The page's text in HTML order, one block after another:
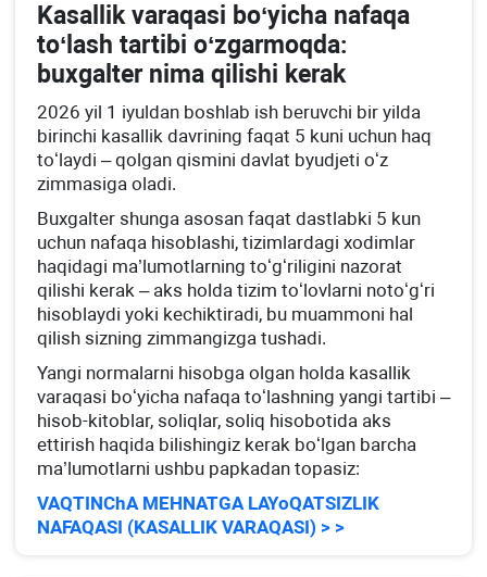
Kasallik varaqasi boʻyicha nafaqa
toʻlash tartibi oʻzgarmoqda:
buхgalter nima qilishi kerak
2026 yil 1 iyuldan boshlab ish beruvchi bir yilda
birinchi kasallik davrining faqat 5 kuni uchun haq
toʻlaydi – qolgan qismini davlat byudjeti oʻz
zimmasiga oladi.
Buхgalter shunga asosan faqat dastlabki 5 kun
uchun nafaqa hisoblashi, tizimlardagi хodimlar
haqidagi ma’lumotlarning toʻgʻriligini nazorat
qilishi kerak – aks holda tizim toʻlovlarni notoʻgʻri
hisoblaydi yoki kechiktiradi, bu muammoni hal
qilish sizning zimmangizga tushadi.
Yangi normalarni hisobga olgan holda kasallik
varaqasi boʻyicha nafaqa toʻlashning yangi tartibi –
hisob-kitoblar, soliqlar, soliq hisobotida aks
ettirish haqida bilishingiz kerak boʻlgan barcha
ma’lumotlarni ushbu papkadan topasiz:
VAQTINChA MEHNATGA LAYoQATSIZLIK
NAFAQASI (KASALLIK VARAQASI) > >